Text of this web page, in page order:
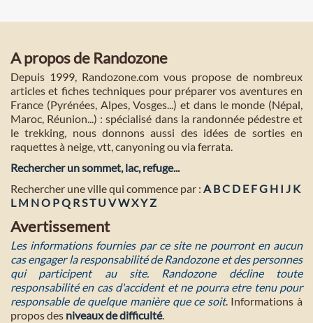
A propos de Randozone
Depuis 1999, Randozone.com vous propose de nombreux
articles et fiches techniques pour préparer vos aventures en
France (Pyrénées, Alpes, Vosges...) et dans le monde (Népal,
Maroc, Réunion...) : spécialisé dans la randonnée pédestre et
le trekking, nous donnons aussi des idées de sorties en
raquettes à neige, vtt, canyoning ou via ferrata.
Rechercher un sommet, lac, refuge...
Rechercher une ville qui commence par : A BC D E FG H I J K
L M NO PQ RST U VWXYZ
Avertissement
Les informations fournies par ce site ne pourront en aucun
cas engager la responsabilité de Randozone et des personnes
qui participent au site. Randozone décline toute
responsabilité en cas d'accident et ne pourra etre tenu pour
responsable de quelque manière que ce soit. Informations à
propos des niveaux de difficulté.